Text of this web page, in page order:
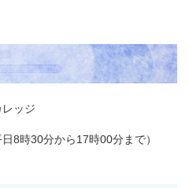
ッジ
8時30分から17時00分まで）